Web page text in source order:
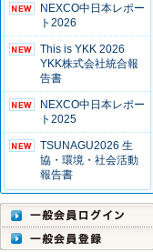
NEXCO中日本レポー
ト2026
This is YKK 2026
YKK株式会社統合報
告書
NEXCO中日本レポー
ト2025
TSUNAGU2026 生
協・環境・社会活動
報告書